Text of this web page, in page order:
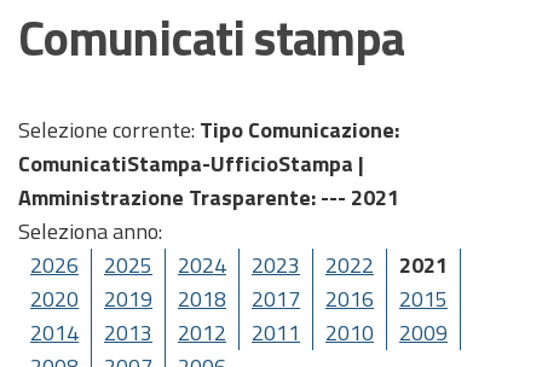
Comunicati stampa
Selezione corrente: Tipo Comunicazione:
ComunicatiStampa-UfficioStampa |
Amministrazione Trasparente: --- 2021
Seleziona anno:
2026
2025 2024 2023 2022
2021
2020
2019 2018 2017 2016
2015
2014
2013 2012 2011 2010
2009